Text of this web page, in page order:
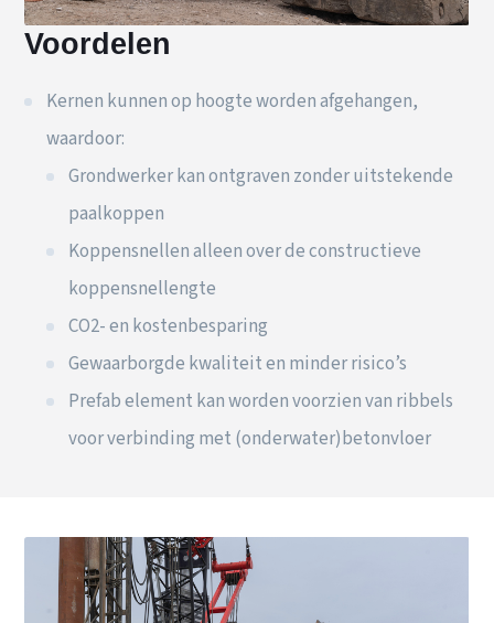
Voordelen
Kernen kunnen op hoogte worden afgehangen,
waardoor:
Grondwerker kan ontgraven zonder uitstekende
paalkoppen
Koppensnellen alleen over de constructieve
koppensnellengte
CO2- en kostenbesparing
Gewaarborgde kwaliteit en minder risico’s
Prefab element kan worden voorzien van ribbels
voor verbinding met (onderwater)betonvloer